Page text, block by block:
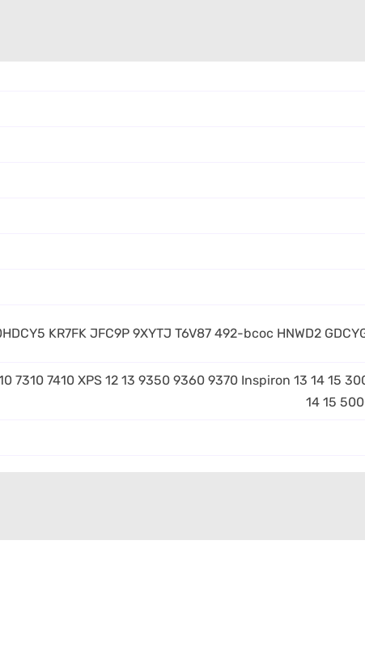
KR7FK JFC9P 9XYTJ T6V87 492-bcoc HNWD2
7410 XPS 12 13 9350 9360 9370 Inspiron 13 14 15
14 15